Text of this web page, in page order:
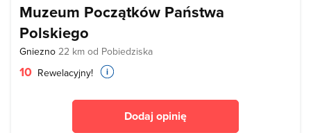
Muzeum Początków Państwa
Polskiego
Gniezno 22 km od Pobiedziska
10 Rewelacyjny!
Dodaj opinię